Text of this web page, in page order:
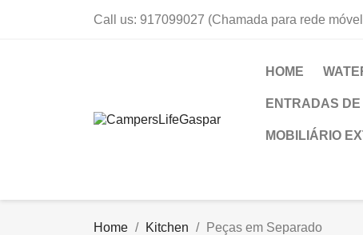
Call us: 917099027 (Chamada para rede
HOME
ENTRADAS DE
MOBILIÁRIO
Home Kitchen Peças em Separado